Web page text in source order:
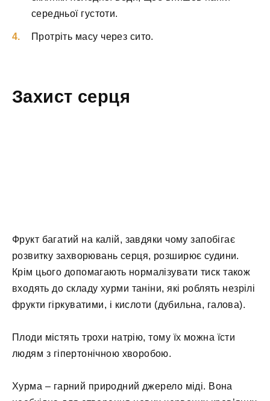
середньої густоти.
Протріть масу через сито.
Захист серця
Фрукт багатий на калій, завдяки чому запобігає
розвитку захворювань серця, розширює судини.
Крім цього допомагають нормалізувати тиск також
входять до складу хурми таніни, які роблять незрілі
фрукти гіркуватими, і кислоти (дубильна, галова).
Плоди містять трохи натрію, тому їх можна їсти
людям з гіпертонічною хворобою.
Хурма – гарний природний джерело міді. Вона